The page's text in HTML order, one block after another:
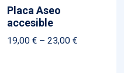
Placa Aseo
accesible
19,00 € – 23,00 €Price